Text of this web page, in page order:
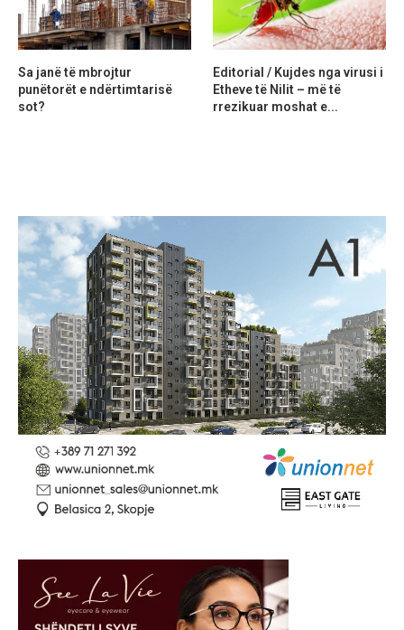
Sa janë të mbrojtur
punëtorët e ndërtimtarisë
sot?
Editorial / Kujdes nga virusi i
Etheve të Nilit – më të
rrezikuar moshat e...